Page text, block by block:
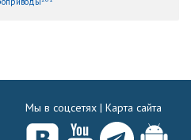
Мы в соцсетях | Карта сайта